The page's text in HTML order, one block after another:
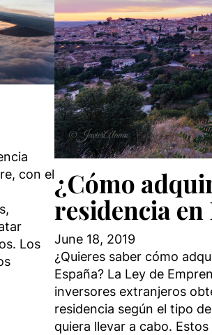
con el
Los
¿Cómo
residencia en
June 18, 2019
¿Quieres saber cómo
España? La Ley de
inversores extranjeros
residencia según el tipo
quiera llevar a cabo.